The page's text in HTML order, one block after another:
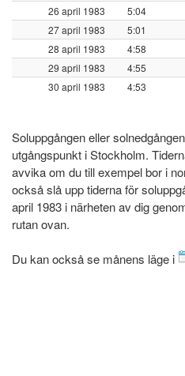
26 april 1983
5:04
27 april 1983
5:01
28 april 1983
4:58
29 april 1983
4:55
30 april 1983
4:53
Soluppgången eller
utgångspunkt i Stockholm.
avvika om du till exempel bor i
också slå upp tiderna för
april 1983 i närheten av dig
rutan ovan.
Du kan också se månens läge i